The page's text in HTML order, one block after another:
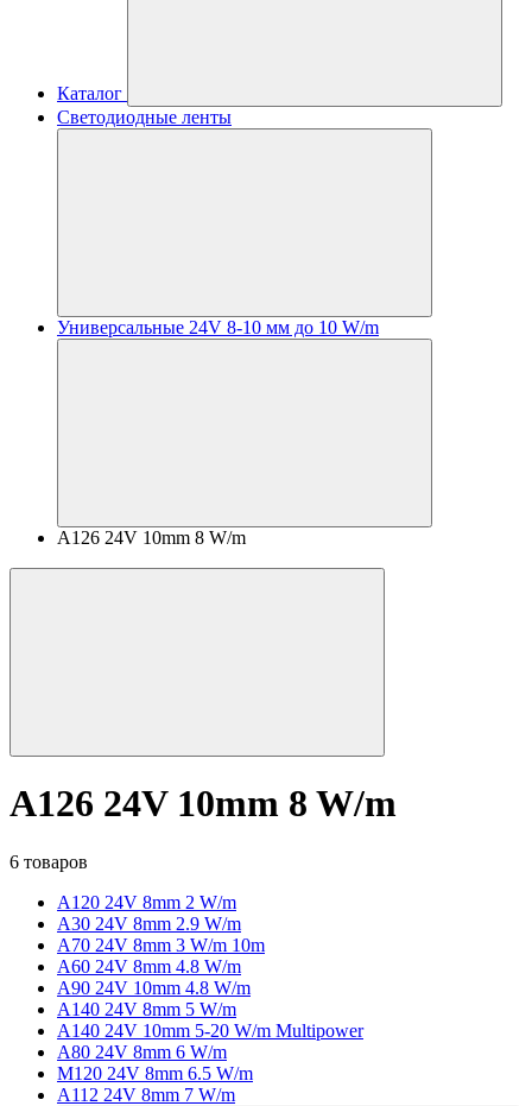
Каталог
Светодиодные ленты
Универсальные 24V 8-10 мм до 10 W/m
A126 24V 10mm 8 W/m
A126 24V 10mm 8 W/m
6 товаров
A120 24V 8mm 2 W/m
A30 24V 8mm 2.9 W/m
A70 24V 8mm 3 W/m 10m
A60 24V 8mm 4.8 W/m
A90 24V 10mm 4.8 W/m
A140 24V 8mm 5 W/m
A140 24V 10mm 5-20 W/m Multipower
A80 24V 8mm 6 W/m
M120 24V 8mm 6.5 W/m
A112 24V 8mm 7 W/m